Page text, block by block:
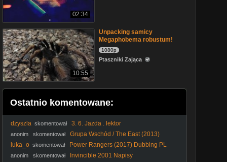
02:34
10:55
Unpacking samicy
Megaphobema robustum!
1080p
Ptaszniki Zająca
Ostatnio komentowane:
dzyszla skomentował 3. 6. Jazda . lektor
anonim skomentował
Grupa Wschód / The East (2013)
[Lektor PL]
luka_o skomentował Power Rangers (2017) Dubbing PL
anonim skomentował Invincible 2001 Napisy